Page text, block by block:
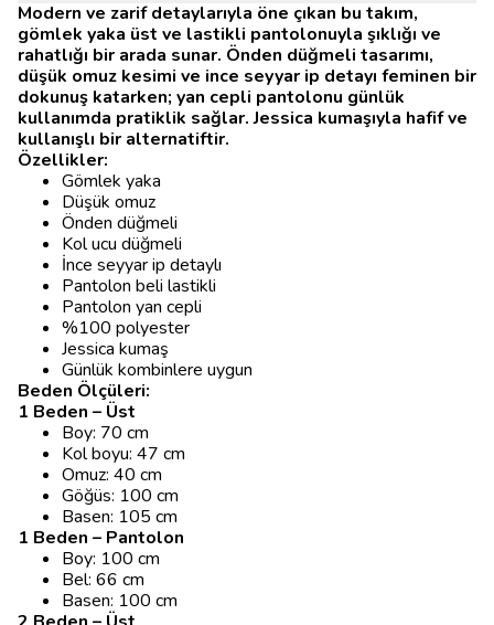
Modern ve zarif detaylarıyla öne çıkan bu takım,
gömlek yaka üst ve lastikli pantolonuyla şıklığı ve
rahatlığı bir arada sunar. Önden düğmeli tasarımı,
düşük omuz kesimi ve ince seyyar ip detayı feminen bir
dokunuş katarken; yan cepli pantolonu günlük
kullanımda pratiklik sağlar. Jessica kumaşıyla hafif ve
kullanışlı bir alternatiftir.
Özellikler:
Gömlek yaka
Düşük omuz
Önden düğmeli
Kol ucu düğmeli
İnce seyyar ip detaylı
Pantolon beli lastikli
Pantolon yan cepli
%100 polyester
Jessica kumaş
Günlük kombinlere uygun
Beden Ölçüleri:
1 Beden – Üst
Boy: 70 cm
Kol boyu: 47 cm
Omuz: 40 cm
Göğüs: 100 cm
Basen: 105 cm
1 Beden – Pantolon
Boy: 100 cm
Bel: 66 cm
Basen: 100 cm